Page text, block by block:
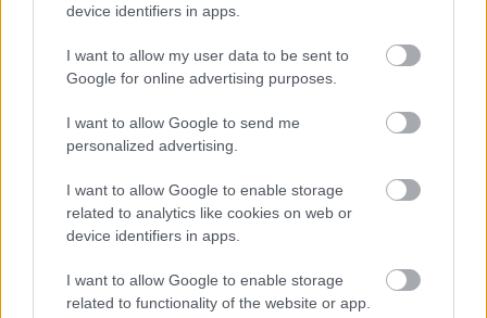
device identifiers in apps.
I want to allow my user data to be sent to
Google for online advertising purposes.
I want to allow Google to send me
personalized advertising.
I want to allow Google to enable storage
related to analytics like cookies on web or
device identifiers in apps.
I want to allow Google to enable storage
related to functionality of the website or app.
Kövess minket a Facebookon